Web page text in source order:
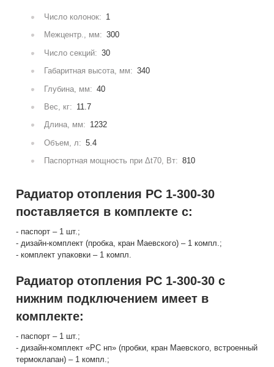
Число колонок: 1
Межцентр., мм: 300
Число секций: 30
Габаритная высота, мм: 340
Глубина, мм: 40
Вес, кг: 11.7
Длина, мм: 1232
Объем, л: 5.4
Паспортная мощность при Δt70, Вт: 810
Радиатор отопления РС 1-300-30
поставляется в комплекте с:
- паспорт – 1 шт.;
- дизайн-комплект (пробка, кран Маевского) – 1 компл.;
- комплект упаковки – 1 компл.
Радиатор отопления РС 1-300-30 с
нижним подключением имеет в
комплекте:
- паспорт – 1 шт.;
- дизайн-комплект «РС нп» (пробки, кран Маевского, встроенный
термоклапан) – 1 компл.;